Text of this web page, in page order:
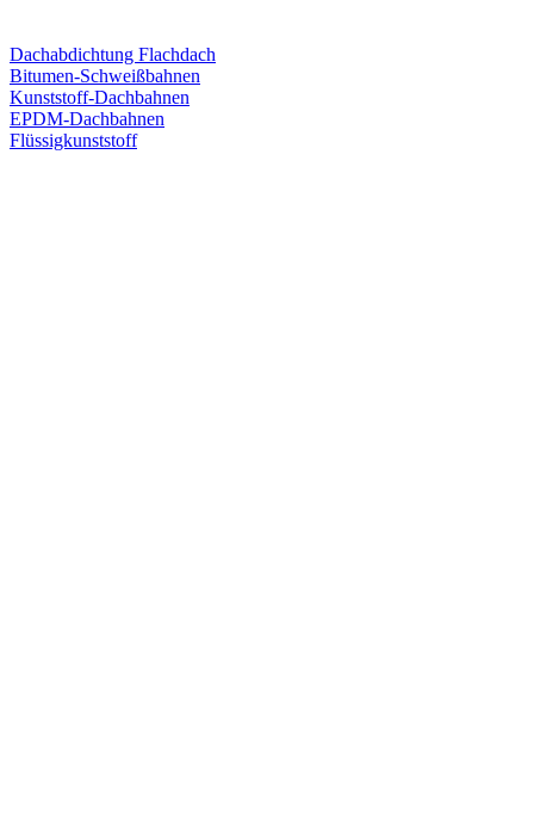
Dachabdichtung Flachdach
Bitumen-Schweißbahnen
Kunststoff-Dachbahnen
EPDM-Dachbahnen
Flüssigkunststoff